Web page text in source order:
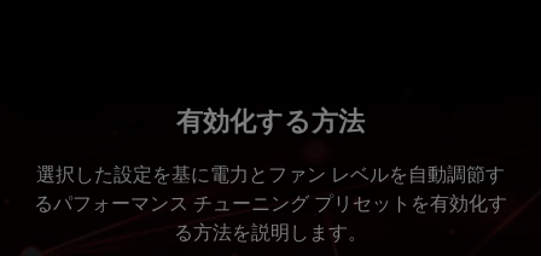
有効化する方法
選択した設定を基に電力とファン レベルを自動調節す
るパフォーマンス チューニング プリセットを有効化す
る方法を説明します。